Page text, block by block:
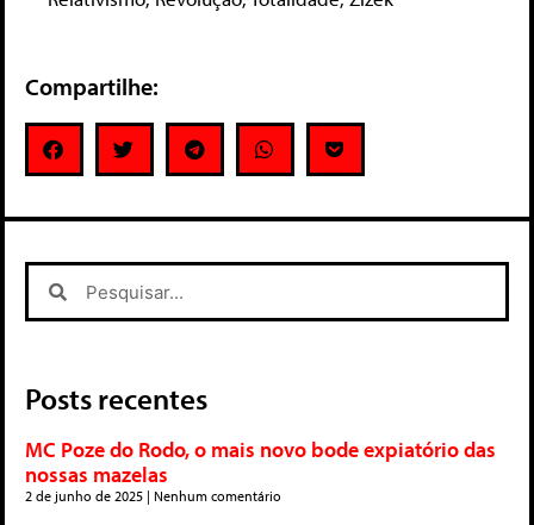
Compartilhe:
Posts recentes
MC Poze do Rodo, o mais novo bode expiatório das
nossas mazelas
2 de junho de 2025 Nenhum comentário